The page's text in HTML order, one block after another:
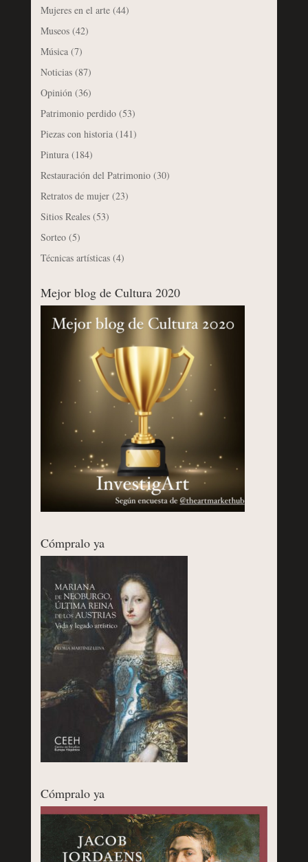
Mujeres en el arte(44)
Museos(42)
Música(7)
Noticias(87)
Opinión (36)
Patrimonio perdido(53)
Piezas con historia(141)
Pintura(184)
Restauración del Patrimonio(30)
Retratos de mujer(23)
Sitios Reales(53)
Sorteo(5)
Técnicas artísticas(4)
Mejor blog de Cultura 2020
Cómpralo ya
Cómpralo ya